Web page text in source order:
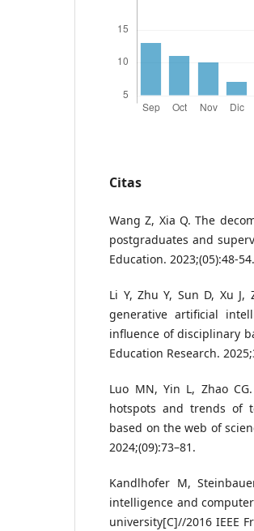
Citas
Wang Z, Xia Q. The
postgraduates and
Education. 2023;(05):48-54.
Li Y, Zhu Y, Sun D, Xu
generative artificial
influence of disciplinary
Education Research.
Luo MN, Yin L, Zhao
hotspots and trends of
based on the web of
2024;(09):73–81.
Kandlhofer M,
intelligence and
university[C]//2016 IEEE